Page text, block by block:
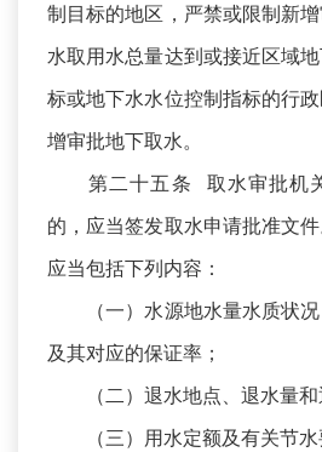
制目标的地区，严禁或限制新
水取用水总量达到或接近区域
标或地下水水位控制指标的行
增审批地下取水。
第二十五条 取水审批机
的，应当签发取水申请批准文
应当包括下列内容：
（一）水源地水量水质状况
及其对应的保证率；
（二）退水地点、退水量和
（三）用水定额及有关节水